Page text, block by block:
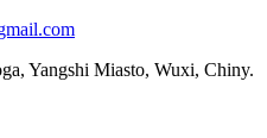
Yangshi Miasto, Wuxi, Chiny.